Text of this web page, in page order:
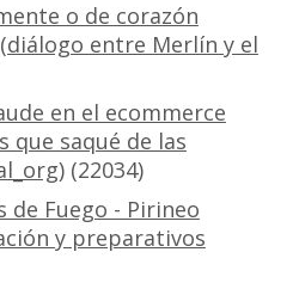
o de corazón
entre Merlín y el
en el ecommerce
que saqué de las
(22034)
de Fuego - Pirineo
y preparativos